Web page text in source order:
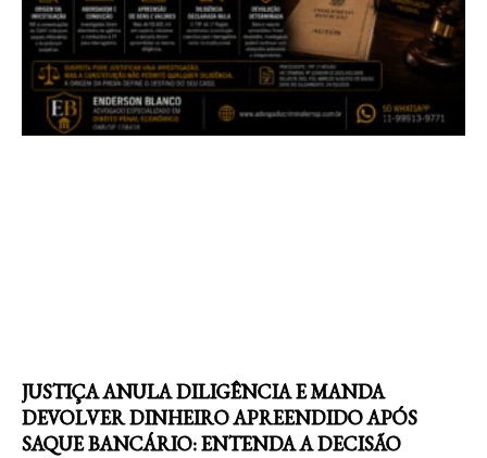
JUSTIÇA ANULA DILIGÊNCIA E MANDA
DEVOLVER DINHEIRO APREENDIDO APÓS
SAQUE BANCÁRIO: ENTENDA A DECISÃO